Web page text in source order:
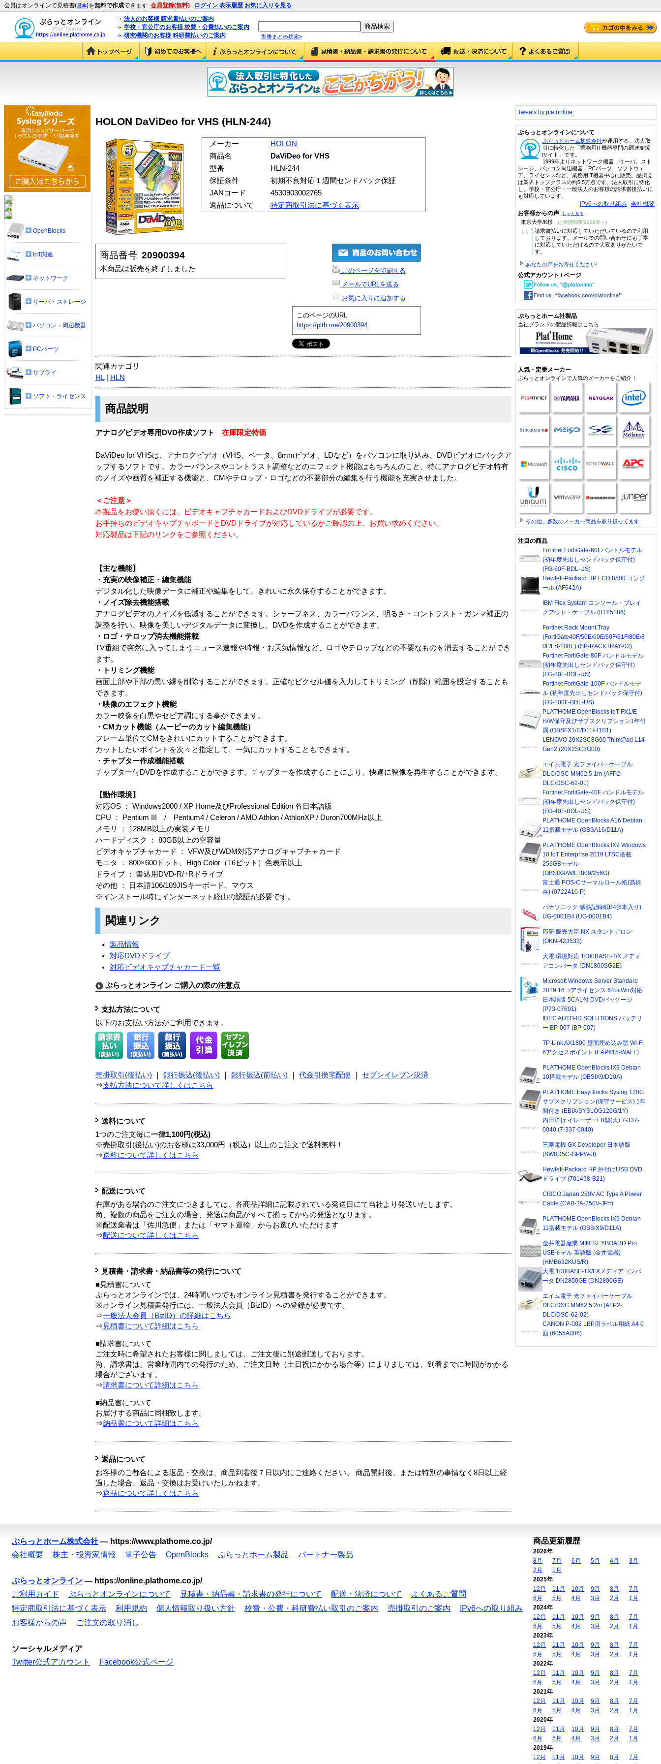
会員はオンラインで見積書(見本)を無料で作成できます 会員登録(無料) ログイン 表示履歴 お気に入りを見る
法人のお客様 請求書払いのご案内
学校・官公庁のお客様 校費・公費払いのご案内
研究機関のお客様 科研費払いのご案内
型番まとめ検索»
HOLON DaViDeo for VHS (HLN-244)
メーカー
HOLON
商品名
DaViDeo for VHS
型番
HLN-244
保証条件
初期不良対応１週間センドバック保証
JANコード
4530903002765
返品について
特定商取引法に基づく表示
商品番号 20900394
本商品は販売を終了しました
このページを印刷する
メールでURLを送る
お気に入りに追加する
このページのURL
https://plth.me/20900394
関連カテゴリ
HL| HLN
商品説明
アナログビデオ専用DVD作成ソフト 在庫限定特価
DaViDeo for VHSは、アナログビデオ（VHS、ベータ、8mmビデオ、LDなど）をパソコンに取り込み、DVDビデオにバックア
ップするソフトです。カラーバランスやコントラスト調整などのエフェクト機能はもちろんのこと、特にアナログビデオ特有
のノイズや画質を補正する機能と、CMやテロップ・ロゴなどの不要部分の編集を行う機能を充実させました。
＜ご注意＞
本製品をお使い頂くには、ビデオキャプチャカードおよびDVDドライブが必要です。
お手持ちのビデオキャプチャボードとDVDドライブが対応しているかご確認の上、お買い求めください。
対応製品は下記のリンクをご参照ください。
【主な機能】
・充実の映像補正・編集機能
デジタル化した映像データに補正や編集をして、きれいに永久保存することができます。
・ノイズ除去機能搭載
アナログビデオのノイズを低減することができます。シャープネス、カラーバランス、明るさ・コントラスト・ガンマ補正の
調整を行い、映像を美しいデジタルデータに変換し、DVDを作成することができます。
・ロゴ・テロップ消去機能搭載
TV番組で突然に入ってしまうニュース速報や時報・お天気情報など、ロゴやテロップなどの不要なものを消去することができ
ます。
・トリミング機能
画面上部や下部の黒い縁を削除することができます。正確なピクセル値を入力してトリミング（削除）範囲を設定することも
できます。
・映像のエフェクト機能
カラー映像を白黒やセピア調にする事ができます。
・CMカット機能（ムービーのカット編集機能）
フレーム単位でCMをきれいにカットすることができます。
カットしたいポイントを次々と指定して、一気にカットすることもできます。
・チャプター作成機能搭載
チャプター付DVDを作成することができます。チャプターを作成することにより、快適に映像を再生することができます。
【動作環境】
対応OS ： Windows2000 / XP Home及びProfessional Edition 各日本語版
CPU ： Pentium III / Pentium4 / Celeron / AMD Athlon / AthlonXP / Duron700MHz以上
メモリ ： 128MB以上の実装メモリ
ハードディスク ： 80GB以上の空容量
ビデオキャプチャカード ： VFW及びWDM対応アナログキャプチャカード
モニタ ： 800×600ドット、High Color（16ビット）色表示以上
ドライブ ： 書込用DVD-R/+Rドライブ
その他 ： 日本語106/109JISキーボード、マウス
※インストール時にインターネット経由の認証が必要です。
関連リンク
製品情報
対応DVDドライブ
対応ビデオキャプチャカード一覧
ぷらっとオンライン ご購入の際の注意点
支払方法について
以下のお支払い方法がご利用できます。
売掛取引(後払い) 銀行振込(後払い) 銀行振込(前払い) 代金引換宅配便
セブンイレブン決済
⇒支払方法について詳しくはこちら
送料について
1つのご注文毎に一律1,100円(税込)
※売掛取引(後払い)のお客様は33,000円（税込）以上のご注文で送料無料！
⇒送料について詳しくはこちら
配送について
在庫がある場合のご注文につきましては、各商品詳細に記載されている発送日にて当社より発送いたします。
尚、複数の商品をご注文の場合、発送は商品がすべて揃ってからの発送となります。
※配送業者は「佐川急便」または「ヤマト運輸」からお選びいただけます
⇒配送について詳しくはこちら
見積書・請求書・納品書等の発行について
■見積書について
ぷらっとオンラインでは、24時間いつでもオンライン見積書を発行することができます。
※オンライン見積書発行には、一般法人会員（BizID）への登録が必要です。
⇒一般法人会員（BizID）の詳細はこちら
⇒ 見積書について詳細はこちら
■請求書について
ご注文時に希望されたお客様に関しましては、ご注文後に別途郵送しております。
尚、請求書は、営業時間内での発行のため、ご注文日時（土日祝にかかる場合等）によりましては、到着までに時間がかかる
場合がございます。
⇒請求書について詳細はこちら
■納品書について
お届けする商品に同梱致します。
⇒納品書について詳細はこちら
返品について
お客様のご都合による返品・交換は、商品到着後７日以内にご連絡ください。 商品開封後、または特別の事情なく8日以上経
過した場合、返品・交換はお受けいたしかねます。
⇒返品について詳しくはこちら
OpenBlocks
IoT関連
ネットワーク
サーバ・ストレージ
パソコン・周辺機器
PCパーツ
サプライ
ソフト・ライセンス
Tweets by platonline
ぷらっとオンラインについて
ぷらっとホーム株式会社が運用する、法人取
引に特化した「業務用IT機器専門の調達支援
サイト」です。
1999年よりネットワーク機器、サーバ、スト
レージ、パソコン周辺機器、PCパーツ、ソフトウェ
ア、ライセンスなど、業務用IT機器中心に販売。品揃え
は業界トップクラスの約5.5万点です。法人取引に特化
し、学校・官公庁・一般法人のお客様の請求書後払いに
も対応しています。
IPv6への取り組み 会社概要
お客様からの声 もっと見る
東京大学/K様 (ご利用期間2009年～)
“
請求書払いに対応していただいているので利用
しております。メールでの問い合わせにも丁寧
に対応していただけるので大変ありがたいで
す。
あなたの声をお寄せください!
公式アカウント / ページ
ぷらっとホーム社製品
当社ブランドの製品情報はこちら
人気・定番メーカー
ぷらっとオンラインで人気のメーカーをご紹介！
その他、多数のメーカー商品を取り扱ってます
注目の商品
Fortinet FortiGate-60Fバンドルモデル
(初年度先出しセンドバック保守付)
(FG-60F-BDL-US)
Hewlett-Packard HP LCD 8500 コンソ
ール (AF642A)
IBM Flex System コンソール・ブレイ
クアウト・ケーブル (81Y5286)
Fortinet Rack Mount Tray
(FortiGate40F/50E/60E/60F/61F/80E/8
0F/FS-108E) (SP-RACKTRAY-02)
Fortinet FortiGate-80F バンドルモデル
(初年度先出しセンドバック保守付)
(FG-80F-BDL-US)
Fortinet FortiGate-100F バンドルモデ
ル (初年度先出しセンドバック保守付)
(FG-100F-BDL-US)
PLAT'HOME OpenBlocks IoT FX1/E
H/W保守及びサブスクリプション1年付
属 (OBSFX1/E/D11/H1S1)
LENOVO 20X2SC8G00 ThinkPad L14
Gen2 (20X2SC8G00)
エイム電子 光ファイバーケーブル
DLC/DSC MM62.5 1m (AFP2-
DLC/DSC-62-01)
Fortinet FortiGate-40F バンドルモデル
(初年度先出しセンドバック保守付)
(FG-40F-BDL-US)
PLAT'HOME OpenBlocks A16 Debian
11搭載モデル (OBSA16/D11A)
PLAT'HOME OpenBlocks IX9 Windows
10 IoT Enterprise 2019 LTSC搭載
256GBモデル
(OBSIX9/W/L1809/256G)
富士通 POS-Cサーマルロール紙(高保
存) (0722410-P)
パナソニック 感熱記録紙B4(6本入り)
UG-0001B4 (UG-0001B4)
応研 販売大臣 NX スタンドアロン
(OKN-423533)
大電 環境対応 1000BASE-T/X メディ
アコンバータ (DN1800SG2E)
Microsoft Windows Server Standard
2019 16コアライセンス 64bitWin対応
日本語版 5CAL付 DVDパッケージ
(P73-07691)
IDEC AUTO-ID SOLUTIONS バッテリ
ー BP-007 (BP-007)
TP-Link AX1800 壁面埋め込み型 Wi-Fi
6アクセスポイント (EAP615-WALL)
PLAT'HOME OpenBlocks IX9 Debian
10搭載モデル (OBSIX9/D10A)
PLAT'HOME EasyBlocks Syslog 120G
サブスクリプション(保守サービス) 1年
間付き (EBIX/SYSLOG120G/1Y)
内田洋行 イレーザーFB型(大) 7-337-
0040 (7-337-0040)
三菱電機 GX Developer 日本語版
(SW8D5C-GPPW-J)
Hewlett-Packard HP 外付けUSB DVD
ドライブ (701498-B21)
CISCO Japan 250V AC Type A Power
Cable (CAB-TA-250V-JP=)
PLAT'HOME OpenBlocks IX9 Debian
11搭載モデル (OBSIX9/D11A)
金井電器産業 MINI KEYBOARD Pro
USBモデル 英語版 (金井電器)
(HMB632KUS/R)
大電 100BASE-TX/FXメディアコンバ
ータ DN2800GE (DN2800GE)
エイム電子 光ファイバーケーブル
DLC/DSC MM62.5 2m (AFP2-
DLC/DSC-62-02)
CANON P-002 LBP用ラベル用紙 A4 0
面 (6055A006)
ぷらっとホーム株式会社 — https://www.plathome.co.jp/
会社概要
株主・投資家情報 電子公告 OpenBlocks ぷらっとホーム製品 パートナー製品
ぷらっとオンライン — https://online.plathome.co.jp/
ご利用ガイド
ぷらっとオンラインについて 見積書・納品書・請求書の発行について 配送・決済について
よくあるご質問
特定商取引法に基づく表示
利用規約 個人情報取り扱い方針 校費・公費・科研費払い取引のご案内 売掛取引のご案内
IPv6への取り組み
お客様からの声
ご注文の取り消し
ソーシャルメディア
Twitter公式アカウント
Facebook公式ページ
商品更新履歴
2026年
8月
7月 6月 5月 4月
3月
2月
1月
2025年
12月
11月 10月 9月 8月
7月
6月
5月 4月 3月 2月
1月
2024年
12月
11月 10月 9月 8月
7月
6月
5月 4月 3月 2月
1月
2023年
12月
11月 10月 9月 8月
7月
6月
5月 4月 3月 2月
1月
2022年
12月
11月 10月 9月 8月
7月
6月
5月 4月 3月 2月
1月
2021年
12月
11月 10月 9月 8月
7月
6月
5月 4月 3月 2月
1月
2020年
12月
11月 10月 9月 8月
7月
6月
5月 4月 3月 2月
1月
2019年
12月
11月 10月 9月 8月
7月